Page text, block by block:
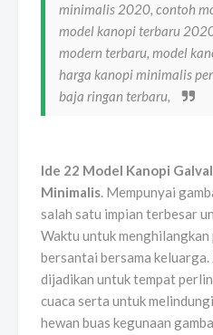
minimalis 2020, contoh
model kanopi terbaru
modern terbaru, model
harga kanopi minimalis
baja ringan terbaru,
Ide 22 Model Kanopi
Minimalis. Mempunyai
salah satu impian terbesar
Waktu untuk
bersantai bersama keluarga.
dijadikan untuk tempat
cuaca serta untuk
hewan buas kegunaan